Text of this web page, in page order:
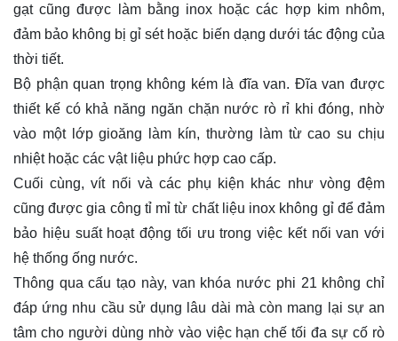
gạt cũng được làm bằng inox hoặc các hợp kim nhôm,
đảm bảo không bị gỉ sét hoặc biến dạng dưới tác động của
thời tiết.
Bộ phận quan trọng không kém là đĩa van. Đĩa van được
thiết kế có khả năng ngăn chặn nước rò rỉ khi đóng, nhờ
vào một lớp gioăng làm kín, thường làm từ cao su chịu
nhiệt hoặc các vật liệu phức hợp cao cấp.
Cuối cùng, vít nối và các phụ kiện khác như vòng đệm
cũng được gia công tỉ mỉ từ chất liệu inox không gỉ để đảm
bảo hiệu suất hoạt động tối ưu trong việc kết nối van với
hệ thống ống nước.
Thông qua cấu tạo này, van khóa nước phi 21 không chỉ
đáp ứng nhu cầu sử dụng lâu dài mà còn mang lại sự an
tâm cho người dùng nhờ vào việc hạn chế tối đa sự cố rò